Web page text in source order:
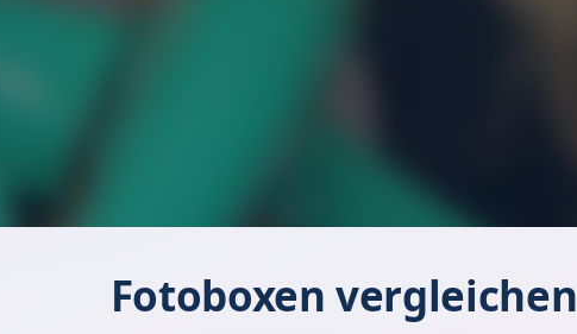
Fotoboxen vergleichen